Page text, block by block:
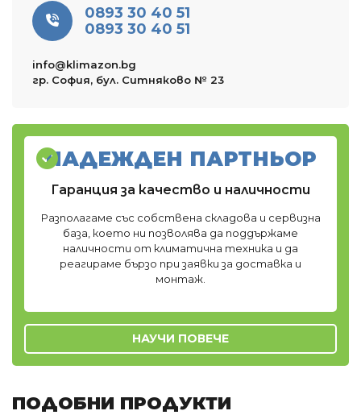
0893 30 40 51
0893 30 40 51
info@klimazon.bg
гр. София, бул. Ситняково № 23
НАДЕЖДЕН ПАРТНЬОР
Гаранция за качество и наличности
Разполагаме със собствена складова и сервизна
база, което ни позволява да поддържаме
наличности от климатична техника и да
реагираме бързо при заявки за доставка и
монтаж.
НАУЧИ ПОВЕЧЕ
ПОДОБНИ ПРОДУКТИ